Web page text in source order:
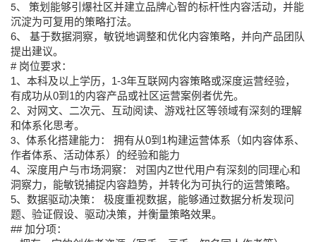
5、
策划能够引爆社区并建立品牌心智的标杆性内容活动，并能
沉淀为可复用的策略打法。
6、 基于数据洞察，敏锐地调整和优化内容策略，并向产品团队
提出建议。
# 岗位要求：
1、本科及以上学历，1-3年互联网内容策略或深度运营经验，
有成功从0到1的内容产品或社区运营案例者优先。
2、对网文、二次元、互动阅读、游戏社区等领域有深刻的理解
和体系化思考。
3、 体系化搭建能力： 拥有从0到1构建运营体系（如内容体系、
作者体系、活动体系）的经验和能力
4、深度用户与市场洞察： 对国内Z世代用户有深刻的同理心和
洞察力，能敏锐捕捉内容趋势，并转化为可执行的运营策略。
5、数据驱动决策： 极度重视数据，能够通过数据分析发现问
题、验证假设、驱动决策，并衡量策略效果。
## 加分项：